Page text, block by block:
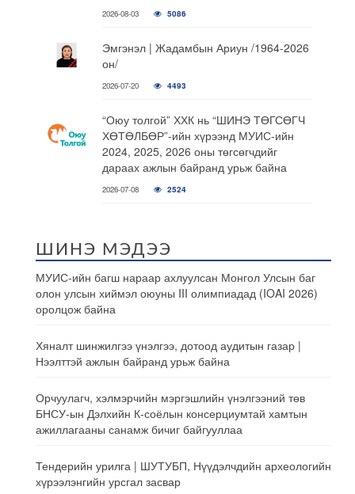
2026-08-03 5086
Эмгэнэл | Жадамбын Ариун /1964-2026
он/
2026-07-20 4493
“Оюу толгой” ХХК нь “ШИНЭ ТӨГСӨГЧ
ХӨТӨЛБӨР”-ийн хүрээнд МУИС-ийн
2024, 2025, 2026 оны төгсөгчдийг
дараах ажлын байранд урьж байна
2026-07-08 2524
ШИНЭ МЭДЭЭ
МУИС-ийн багш нараар ахлуулсан Монгол Улсын баг
олон улсын хиймэл оюуны III олимпиадад (IOAI 2026)
оролцож байна
Хяналт шинжилгээ үнэлгээ, дотоод аудитын газар |
Нээлттэй ажлын байранд урьж байна
Орчуулагч, хэлмэрчийн мэргэшлийн үнэлгээний төв
БНСУ-ын Дэлхийн К-соёлын консерциумтай хамтын
ажиллагааны санамж бичиг байгууллаа
Тендерийн урилга | ШУТУБП, Нүүдэлчдийн археологийн
хүрээлэнгийн урсгал засвар